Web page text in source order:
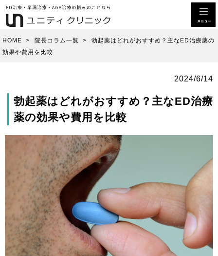
HOME > 院長コラム一覧 >
勃起薬はどれがおすすめ？主なED治療薬の
効果や費用を比較
2024/6/14
勃起薬はどれがおすすめ？主なED治療
薬の効果や費用を比較